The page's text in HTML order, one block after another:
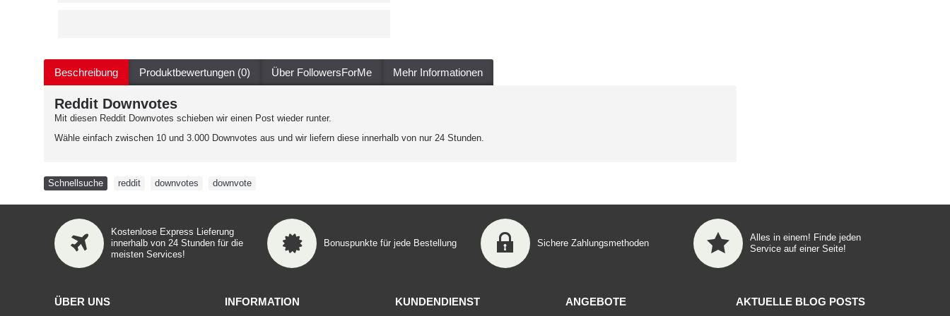
Beschreibung Produktbewertungen (0) Über FollowersForMe Mehr Informationen
Reddit Downvotes
Mit diesen Reddit Downvotes schieben wir einen Post wieder runter.
Wähle einfach zwischen 10 und 3.000 Downvotes aus und wir liefern diese innerhalb von nur 24 Stunden.
Schnellsuche reddit downvotes downvote
Kostenlose Express Lieferung
innerhalb von 24 Stunden für die
meisten Services!
Bonuspunkte für jede Bestellung Sichere Zahlungsmethoden
Alles in einem! Finde jeden
Service auf einer Seite!
ÜBER UNS INFORMATION KUNDENDIENST ANGEBOTE AKTUELLE BLOG POSTS